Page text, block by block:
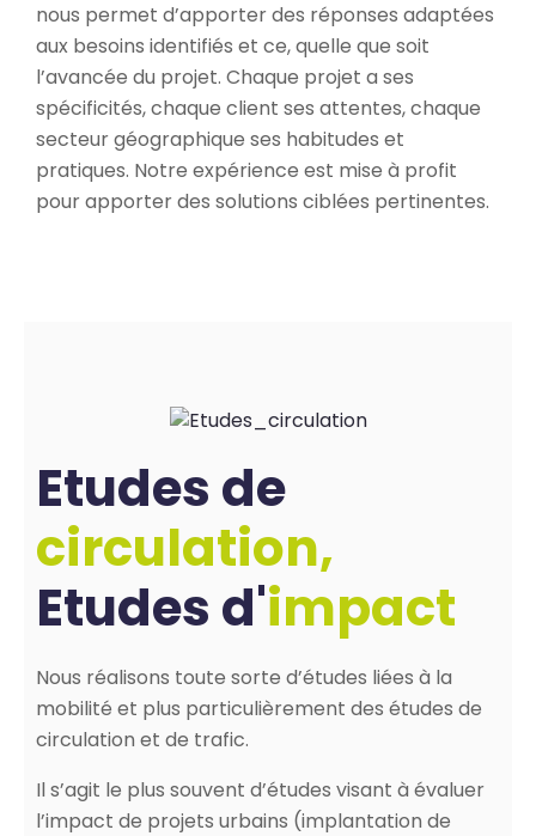
nous permet d’apporter des réponses adaptées
aux besoins identifiés et ce, quelle que soit
l’avancée du projet. Chaque projet a ses
spécificités, chaque client ses attentes, chaque
secteur géographique ses habitudes et
pratiques. Notre expérience est mise à profit
pour apporter des solutions ciblées pertinentes.
Etudes de
circulation,
Etudes d'impact
Nous réalisons toute sorte d’études liées à la
mobilité et plus particulièrement des études de
circulation et de trafic.
Il s’agit le plus souvent d’études visant à évaluer
l’impact de projets urbains (implantation de